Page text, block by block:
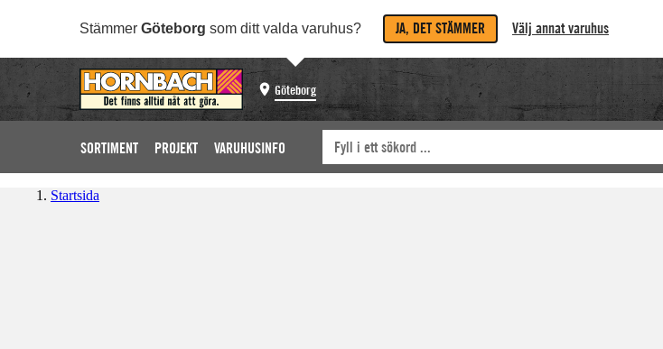
Stämmer Göteborg som ditt valda varuhus? JA, DET STÄMMER Välj annat varuhus
Göteborg
SORTIMENT PROJEKT VARUHUSINFO
Startsida